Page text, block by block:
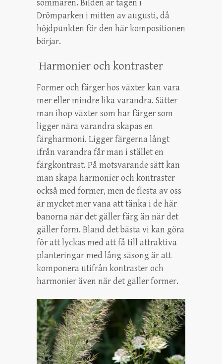
sommaren. Bilden är tagen i
Drömparken i mitten av augusti, då
höjdpunkten för den här kompositionen
börjar.
Harmonier och kontraster
Former och färger hos växter kan vara
mer eller mindre lika varandra. Sätter
man ihop växter som har färger som
ligger nära varandra skapas en
färgharmoni. Ligger färgerna långt
ifrån varandra får man i stället en
färgkontrast. På motsvarande sätt kan
man skapa harmonier och kontraster
också med former, men de flesta av oss
är mycket mer vana att tänka i de här
banorna när det gäller färg än när det
gäller form. Bland det bästa vi kan göra
för att lyckas med att få till attraktiva
planteringar med lång säsong är att
komponera utifrån kontraster och
harmonier även när det gäller former.